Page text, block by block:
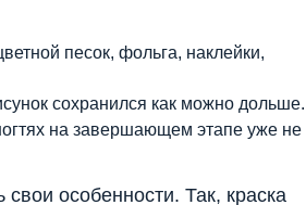
песок, фольга, наклейки,
сохранился как можно дольше.
на завершающем этапе уже не
особенности. Так, краска